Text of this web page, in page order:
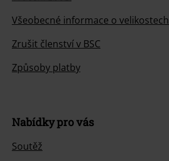
Všeobecné informace o velikostech
Zrušit členství v BSC
Způsoby platby
Nabídky pro vás
Soutěž